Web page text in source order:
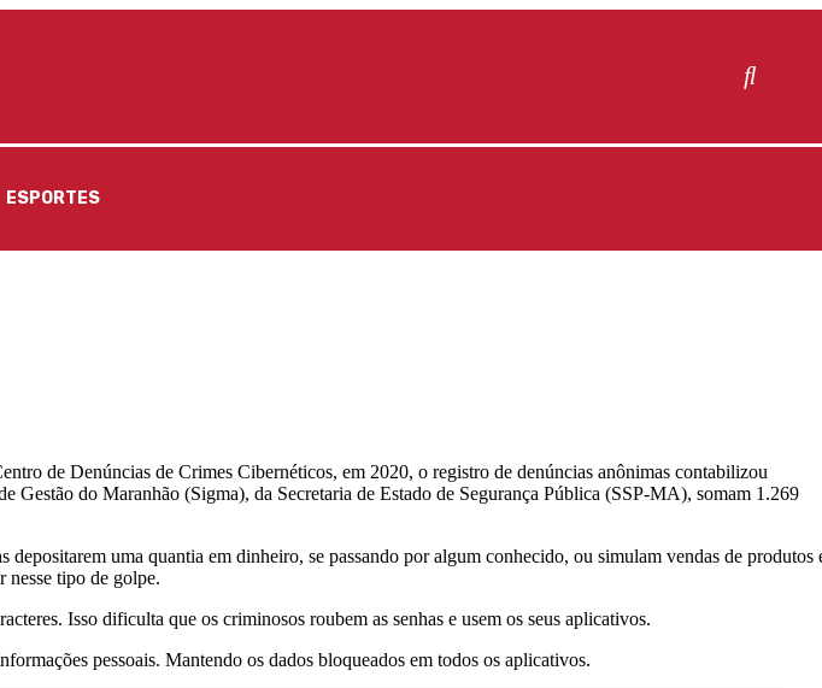
ESPORTES
de Denúncias de Crimes Cibernéticos, em 2020, o registro de denúncias anônimas contabilizou
Gestão do Maranhão (Sigma), da Secretaria de Estado de Segurança Pública (SSP-MA), somam 1.269
uma quantia em dinheiro, se passando por algum conhecido, ou simulam vendas de produtos
nesse tipo de golpe.
Isso dificulta que os criminosos roubem as senhas e usem os seus aplicativos.
pessoais. Mantendo os dados bloqueados em todos os aplicativos.